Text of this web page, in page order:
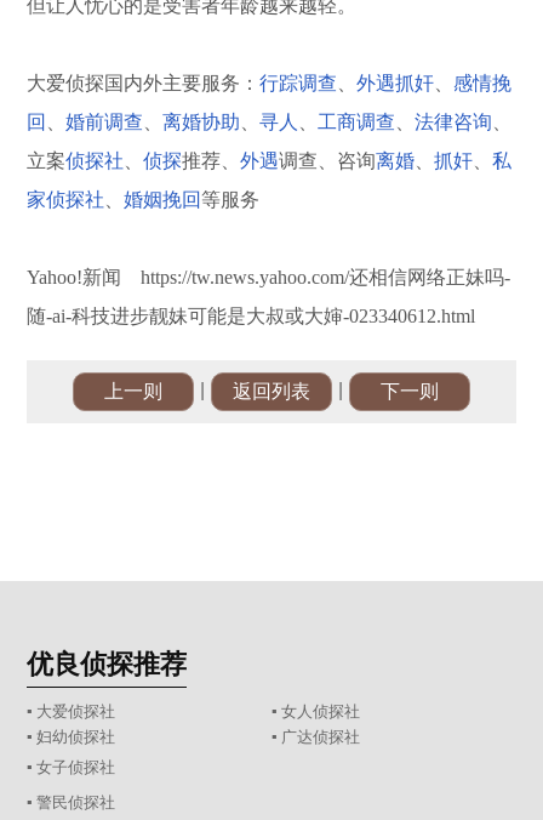
但让人忧心的是受害者年龄越来越轻。
大爱侦探国内外主要服务：行踪调查 、外遇抓奸 、感情挽
回
、婚前调查 、离婚协助 、寻人 工商调查 、法律咨询
立案侦探社 、侦探推荐、外遇调查、咨询离婚 、抓奸 、私
家侦探社 、婚姻挽回 等服务
Yahoo!新闻 https://tw.news.yahoo.com/还相信网络正妹吗-
随-ai-科技进步靓妹可能是大叔或大婶-023340612.html
上一则 返回列表 下一则
优良侦探推荐
▪ 大爱侦探社
▪ 女人侦探社
▪ 妇幼侦探社
▪ 广达侦探社
▪ 女子侦探社
▪ 警民侦探社